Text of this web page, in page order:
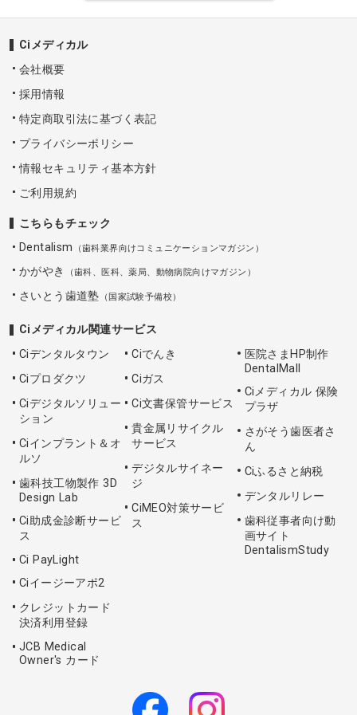
Ciメディカル
会社概要
採用情報
特定商取引法に基づく表記
プライバシーポリシー
情報セキュリティ基本方針
ご利用規約
こちらもチェック
Dentalism
（歯科業界向けコミュニケーションマガジン）
かがやき （歯科、医科、薬局、動物病院向けマガジン）
さいとう歯道塾 （国家試験予備校）
Ciメディカル関連サービス
Ciデンタルタウン
Ciプロダクツ
Ciデジタルソリュー
ション
Ciインプラント＆オ
ルソ
歯科技工物製作 3D
Design Lab
Ci助成金診断サービ
ス
Ci PayLight
Ciイージーアポ2
クレジットカード
決済利用登録
JCB Medical
Owner's カード
Ciでんき
Ciガス
Ci文書保管サービス
貴金属リサイクル
サービス
デジタルサイネー
ジ
CiMEO対策サービ
ス
医院さまHP制作
DentalMall
Ciメディカル 保険
プラザ
さがそう歯医者さ
ん
Ciふるさと納税
デンタルリレー
歯科従事者向け動
画サイト
DentalismStudy